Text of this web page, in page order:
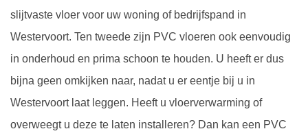
slijtvaste vloer voor uw woning of bedrijfspand in
Westervoort. Ten tweede zijn PVC vloeren ook eenvoudig
in onderhoud en prima schoon te houden. U heeft er dus
bijna geen omkijken naar, nadat u er eentje bij u in
Westervoort laat leggen. Heeft u vloerverwarming of
overweegt u deze te laten installeren? Dan kan een PVC